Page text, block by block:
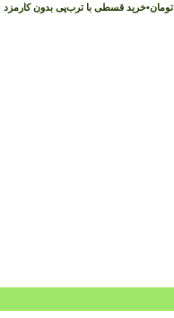
تومان•خرید قسطی با ترب‌پی بدون کارمزد